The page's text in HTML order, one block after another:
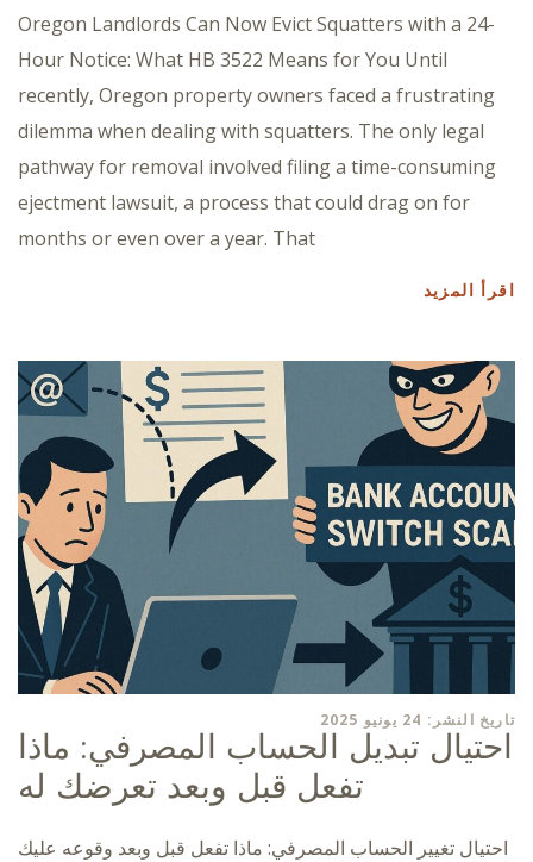
Oregon Landlords Can Now Evict Squatters with a 24-
Hour Notice: What HB 3522 Means for You Until
recently, Oregon property owners faced a frustrating
dilemma when dealing with squatters. The only legal
pathway for removal involved filing a time-consuming
ejectment lawsuit, a process that could drag on for
months or even over a year. That
اقرأ المزيد
تاريخ النشر: 24 يونيو 2025
احتيال تبديل الحساب المصرفي: ماذا
تفعل قبل وبعد تعرضك له
احتيال تغيير الحساب المصرفي: ماذا تفعل قبل وبعد وقوعه عليك